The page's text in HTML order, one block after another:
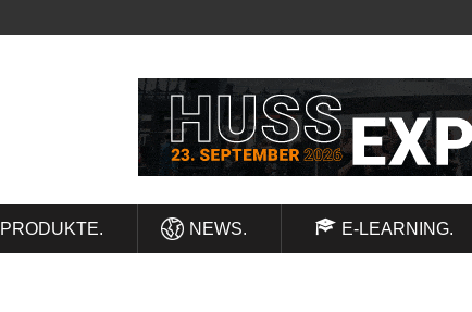
PRODUKTE. NEWS. E-LEARNING.